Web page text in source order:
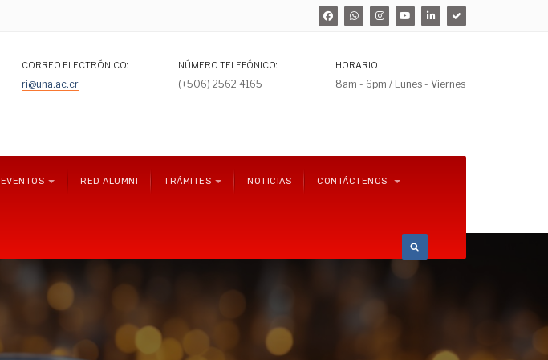
CORREO ELECTRÓNICO:
ri@una.ac.cr
NÚMERO TELEFÓNICO:
(+506) 2562 4165
HORARIO
8am - 6pm / Lunes - Viernes
EVENTOS RED ALUMNI TRÁMITES NOTICIAS CONTÁCTENOS